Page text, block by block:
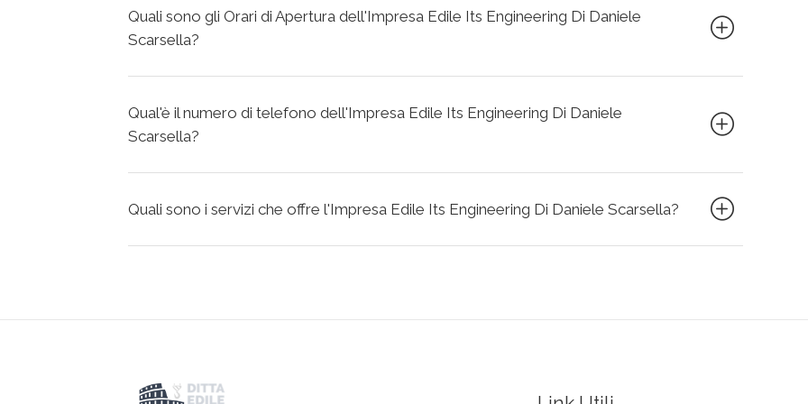
Quali sono gli Orari di Apertura dell'Impresa Edile Its Engineering Di Daniele
Scarsella?
Qual'è il numero di telefono dell'Impresa Edile Its Engineering Di Daniele
Scarsella?
Quali sono i servizi che offre l'Impresa Edile Its Engineering Di Daniele Scarsella?